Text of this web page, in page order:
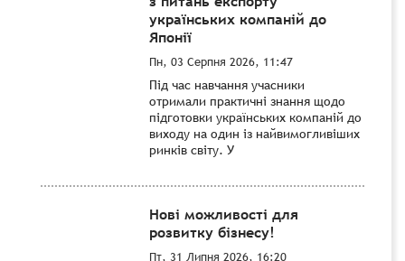
українських компаній до
Японії
Пн, 03 Серпня 2026, 11:47
Під час навчання учасники
отримали практичні знання щодо
підготовки українських компаній до
виходу на один із найвимогливіших
ринків світу. У
Нові можливості для
розвитку бізнесу!
Пт, 31 Липня 2026, 16:20